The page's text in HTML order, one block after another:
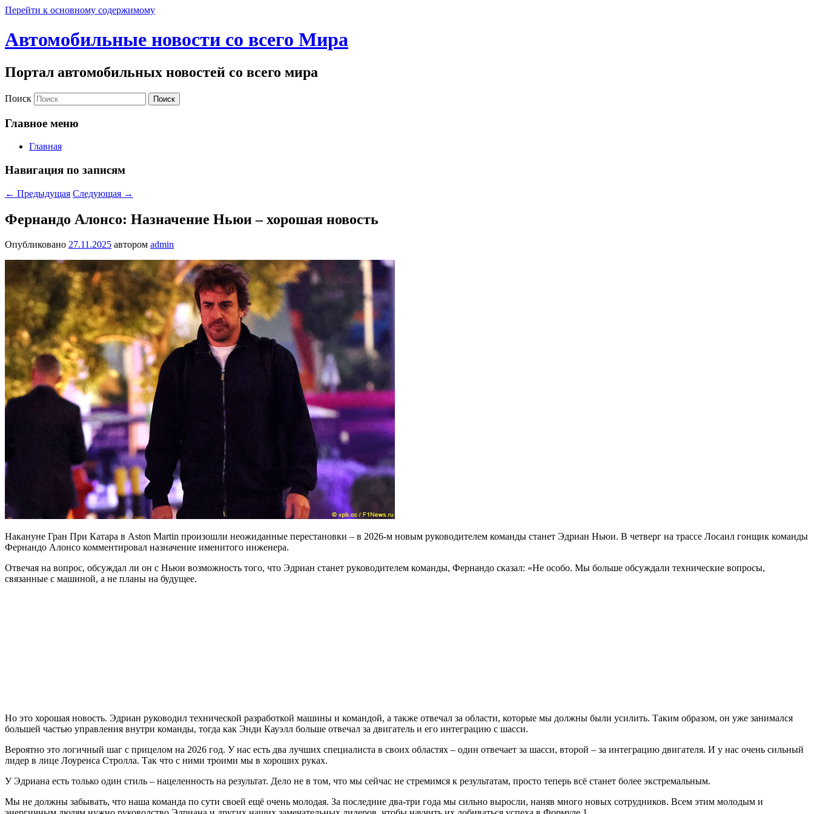
Перейти к основному содержимому
Автомобильные новости со всего Мира
Портал автомобильных новостей со всего мира
Поиск
Главное меню
Главная
Навигация по записям
← Предыдущая Следующая →
Фернандо Алонсо: Назначение Ньюи – хорошая новость
Опубликовано 27.11.2025 автором admin
Накануне Гран При Катара в Aston Martin произошли неожиданные перестановки – в 2026-м новым руководителем команды станет Эдриан Ньюи. В четверг на трассе Лосаил гонщик команды
Фернандо Алонсо комментировал назначение именитого инженера.
Отвечая на вопрос, обсуждал ли он с Ньюи возможность того, что Эдриан станет руководителем команды, Фернандо сказал: «Не особо. Мы больше обсуждали технические вопросы,
связанные с машиной, а не планы на будущее.
Но это хорошая новость. Эдриан руководил технической разработкой машины и командой, а также отвечал за области, которые мы должны были усилить. Таким образом, он уже занимался
большей частью управления внутри команды, тогда как Энди Кауэлл больше отвечал за двигатель и его интеграцию с шасси.
Вероятно это логичный шаг с прицелом на 2026 год. У нас есть два лучших специалиста в своих областях – один отвечает за шасси, второй – за интеграцию двигателя. И у нас очень сильный
лидер в лице Лоуренса Стролла. Так что с ними троими мы в хороших руках.
У Эдриана есть только один стиль – нацеленность на результат. Дело не в том, что мы сейчас не стремимся к результатам, просто теперь всё станет более экстремальным.
Мы не должны забывать, что наша команда по сути своей ещё очень молодая. За последние два-три года мы сильно выросли, наняв много новых сотрудников. Всем этим молодым и